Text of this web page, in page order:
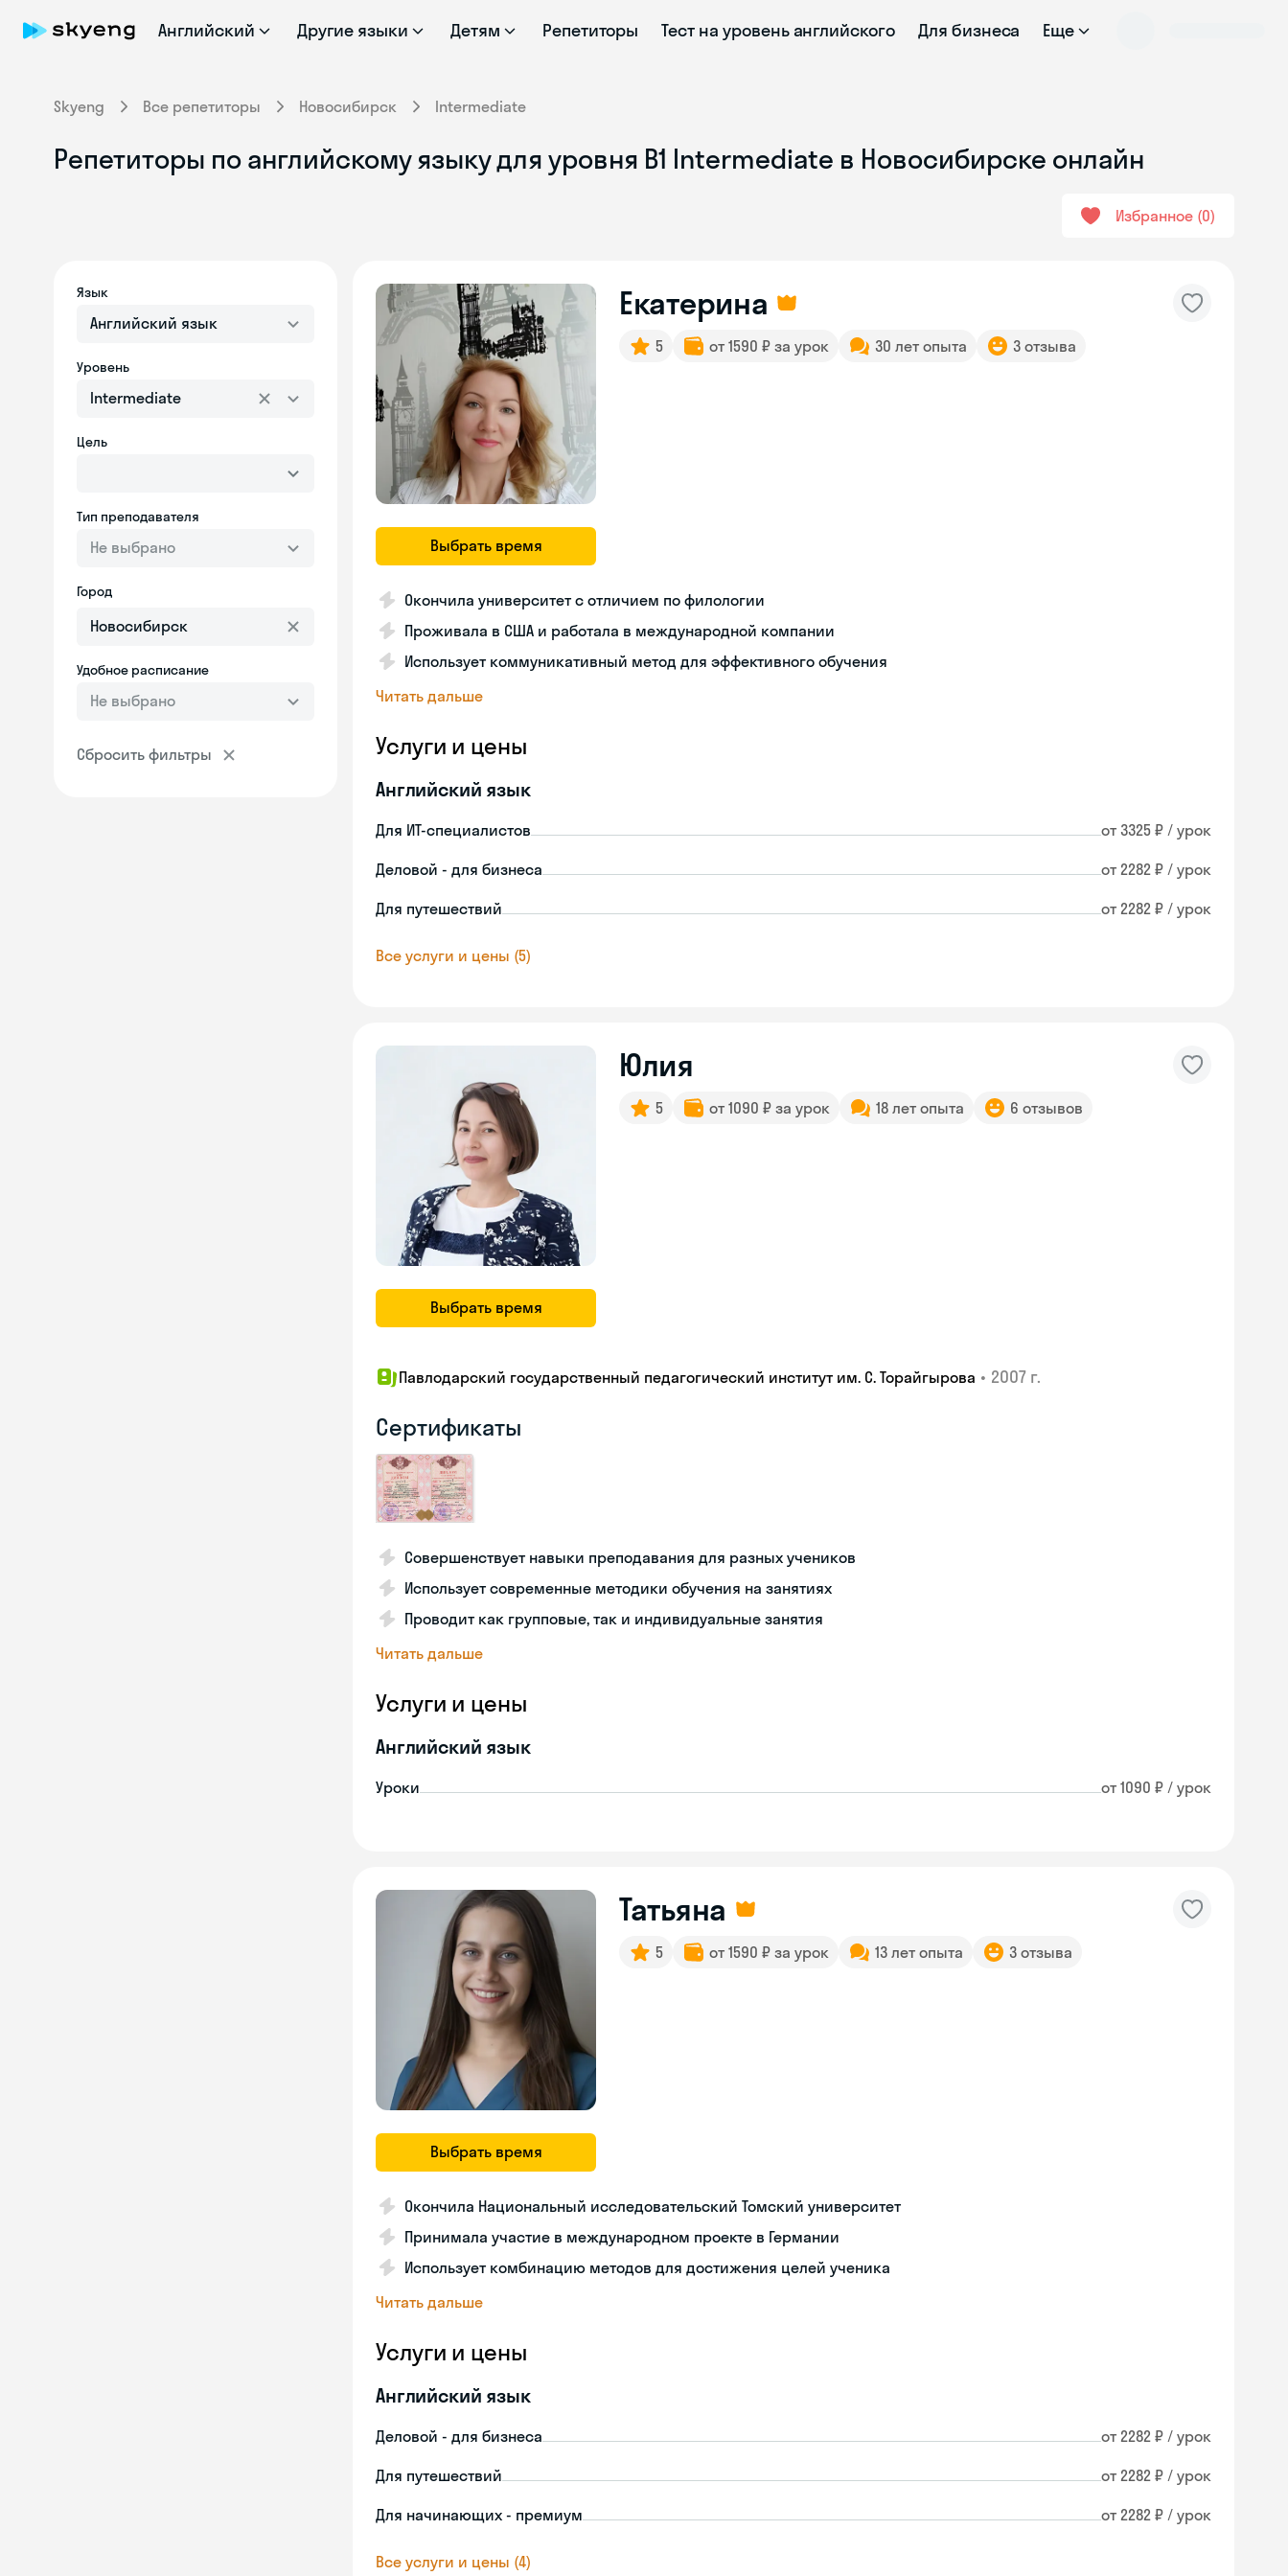
Английский Другие языки Детям Репетиторы Тест на уровень английского Для бизнеса Еще
Skyeng Все репетиторы Новосибирск Intermediate
Репетиторы по английскому языку для уровня B1 Intermediate в Новосибирске онлайн
Избранное 0
Язык
Английский язык
Уровень
Intermediate
Цель
Тип преподавателя
Не выбрано
Город
Удобное расписание
Не выбрано
Сбросить фильтры
Выбрать время
Екатерина
5 от 1590 ₽ за урок 30 лет опыта 3 отзыва
Окончила университет с отличием по филологии
Проживала в США и работала в международной компании
Использует коммуникативный метод для эффективного обучения
Читать дальше
Услуги и цены
Английский язык
Для ИТ-специалистов от 3325 ₽ / урок
Деловой - для бизнеса от 2282 ₽ / урок
Для путешествий от 2282 ₽ / урок
Все услуги и цены (5)
Выбрать время
Юлия
5 от 1090 ₽ за урок 18 лет опыта 6 отзывов
Павлодарский государственный педагогический институт им. С. Торайгырова • 2007 г.
Сертификаты
Совершенствует навыки преподавания для разных учеников
Использует современные методики обучения на занятиях
Проводит как групповые, так и индивидуальные занятия
Читать дальше
Услуги и цены
Английский язык
Уроки от 1090 ₽ / урок
Выбрать время
Татьяна
5 от 1590 ₽ за урок 13 лет опыта 3 отзыва
Окончила Национальный исследовательский Томский университет
Принимала участие в международном проекте в Германии
Использует комбинацию методов для достижения целей ученика
Читать дальше
Услуги и цены
Английский язык
Деловой - для бизнеса от 2282 ₽ / урок
Для путешествий от 2282 ₽ / урок
Для начинающих - премиум от 2282 ₽ / урок
Все услуги и цены (4)